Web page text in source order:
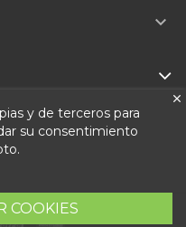
y de terceros para
su consentimiento
COOKIES
